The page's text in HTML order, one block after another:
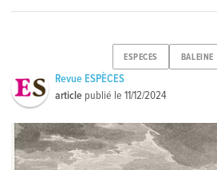
ESPECES BALEINE
Revue ESPÈCES
article publié le11/12/2024